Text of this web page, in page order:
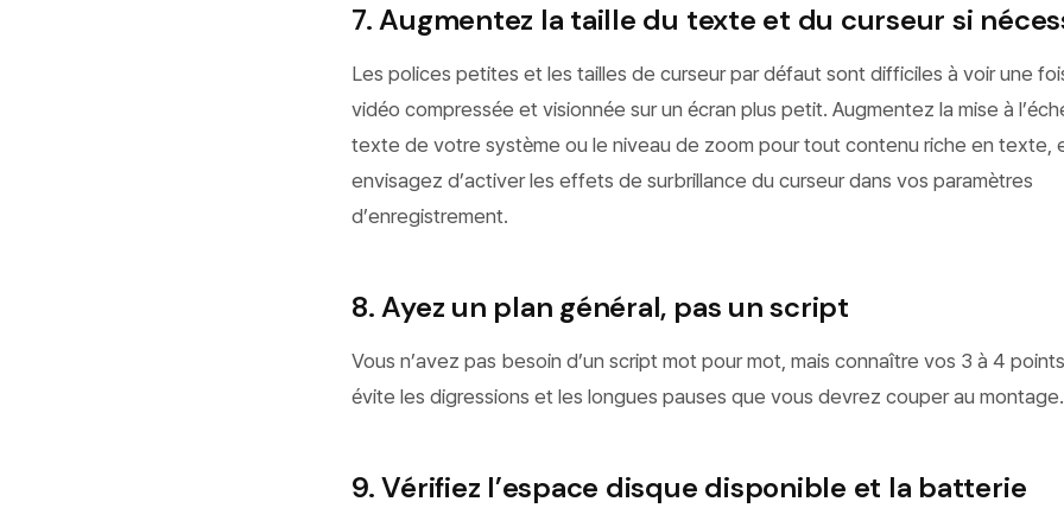
7. Augmentez la taille du texte et du curseur si
Les polices petites et les tailles de curseur par défaut sont difficiles à voir une
vidéo compressée et visionnée sur un écran plus petit. Augmentez la mise à
texte de votre système ou le niveau de zoom pour tout contenu riche en texte,
envisagez d’activer les effets de surbrillance du curseur dans vos paramètres
d’enregistrement.
8. Ayez un plan général, pas un script
Vous n’avez pas besoin d’un script mot pour mot, mais connaître vos 3 à 4
évite les digressions et les longues pauses que vous devrez couper au montage.
9. Vérifiez l’espace disque disponible et la batterie